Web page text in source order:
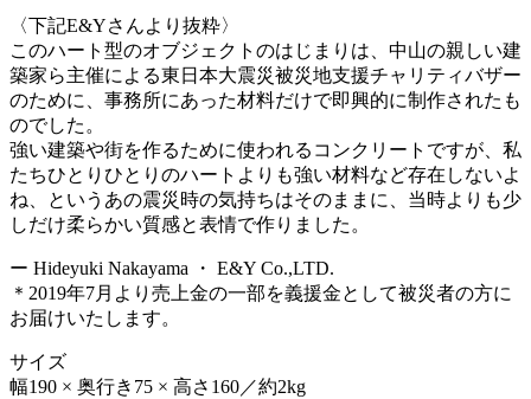
〈下記E&Yさんより抜粋〉
このハート型のオブジェクトのはじまりは、中山の親しい建
築家ら主催による東日本大震災被災地支援チャリティバザー
のために、事務所にあった材料だけで即興的に制作されたも
のでした。
強い建築や街を作るために使われるコンクリートですが、私
たちひとりひとりのハートよりも強い材料など存在しないよ
ね、というあの震災時の気持ちはそのままに、当時よりも少
しだけ柔らかい質感と表情で作りました。
ー Hideyuki Nakayama ・ E&Y Co.,LTD.
＊2019年7月より売上金の一部を義援金として被災者の方に
お届けいたします。
サイズ
幅190 × 奥行き75 × 高さ160／約2kg